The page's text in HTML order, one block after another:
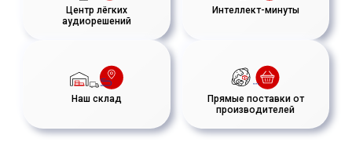
Центр лёгких
аудиорешений
Интеллект-минуты
Наш склад
Прямые поставки от
производителей